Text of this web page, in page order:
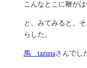
こんなとこに鞭が
と、みてみると、
らした。
馬 tazunaさんでし